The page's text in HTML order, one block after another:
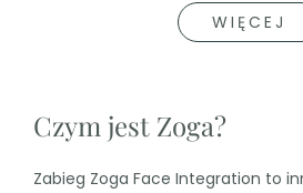
WIĘCEJ
Czym jest Zoga?
Zabieg Zoga Face Integration to